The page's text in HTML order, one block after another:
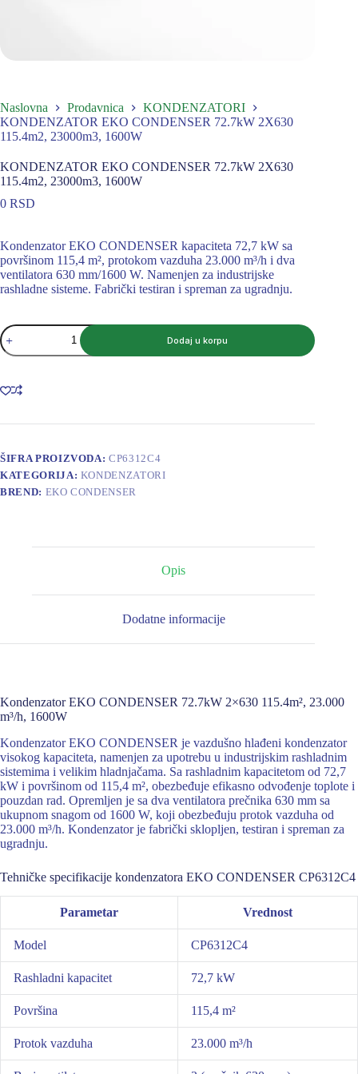
Naslovna Prodavnica
KONDENZATORI
KONDENZATOR EKO CONDENSER 72.7kW 2X630
115.4m2, 23000m3, 1600W
KONDENZATOR EKO CONDENSER 72.7kW 2X630
115.4m2, 23000m3, 1600W
0 RSD
Kondenzator EKO CONDENSER kapaciteta 72,7 kW sa
površinom 115,4 m², protokom vazduha 23.000 m³/h i dva
ventilatora 630 mm/1600 W. Namenjen za industrijske
rashladne sisteme. Fabrički testiran i spreman za ugradnju.
KONDENZATOR
EKO
CONDENSER
2X630
115.4m2,
1600W
Dodaj u korpu
ŠIFRA PROIZVODA:CP6312C4
KATEGORIJA: KONDENZATORI
BREND: EKO CONDENSER
Opis
Dodatne informacije
Kondenzator EKO CONDENSER 72.7kW 2×630 115.4m², 23.000
m³/h, 1600W
Kondenzator EKO CONDENSER je vazdušno hlađeni kondenzator
visokog kapaciteta, namenjen za upotrebu u industrijskim rashladnim
sistemima i velikim hladnjačama. Sa rashladnim kapacitetom od 72,7
kW i površinom od 115,4 m², obezbeđuje efikasno odvođenje toplote i
pouzdan rad. Opremljen je sa dva ventilatora prečnika 630 mm sa
ukupnom snagom od 1600 W, koji obezbeđuju protok vazduha od
23.000 m³/h. Kondenzator je fabrički sklopljen, testiran i spreman za
ugradnju.
Tehničke specifikacije kondenzatora EKO CONDENSER CP6312C4
Parametar Vrednost
Model CP6312C4
Rashladni kapacitet 72,7 kW
Površina 115,4 m²
Protok vazduha 23.000 m³/h